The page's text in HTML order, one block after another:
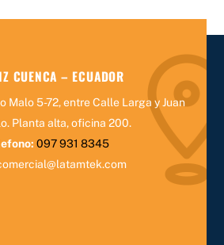
CUENCA – ECUADOR
Malo 5-72, entre Calle Larga y Juan
Planta alta, oficina 200.
097 931 8345